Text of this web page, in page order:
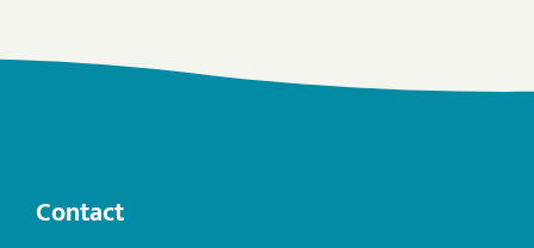
Contact